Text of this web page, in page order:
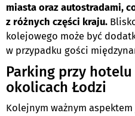
miasta oraz autostradami,
z różnych części kraju.
kolejowego może być
w przypadku gości
Parking przy
okolicach Łodzi
Kolejnym ważnym